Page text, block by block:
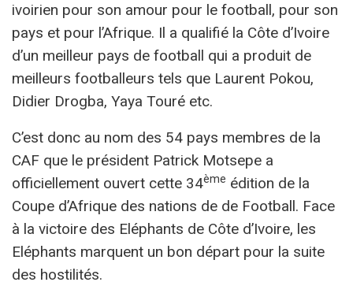
ivoirien pour son amour pour le football, pour son
pays et pour l’Afrique. Il a qualifié la Côte d’Ivoire
d’un meilleur pays de football qui a produit de
meilleurs footballeurs tels que Laurent Pokou,
Didier Drogba, Yaya Touré etc.
C’est donc au nom des 54 pays membres de la
CAF que le président Patrick Motsepe a
officiellement ouvert cette 34ème édition de la
Coupe d’Afrique des nations de de Football. Face
à la victoire des Eléphants de Côte d’Ivoire, les
Eléphants marquent un bon départ pour la suite
des hostilités.